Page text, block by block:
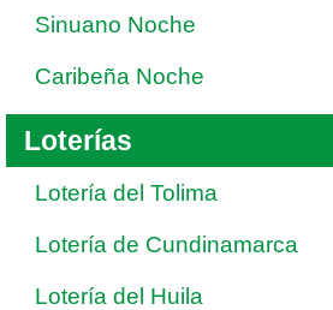
Sinuano Noche
Caribeña Noche
Loterías
Lotería del Tolima
Lotería de Cundinamarca
Lotería del Huila